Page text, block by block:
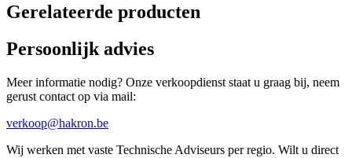
Gerelateerde producten
Persoonlijk advies
Meer informatie nodig? Onze verkoopdienst staat u graag bij, neem
gerust contact op via mail:
verkoop@hakron.be
Wij werken met vaste Technische Adviseurs per regio. Wilt u direct